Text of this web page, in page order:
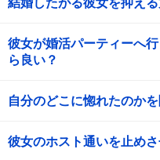
結婚したがる彼女を抑え
彼女が婚活パーティーへ
ら良い？
自分のどこに惚れたのか
彼女のホスト通いを止め